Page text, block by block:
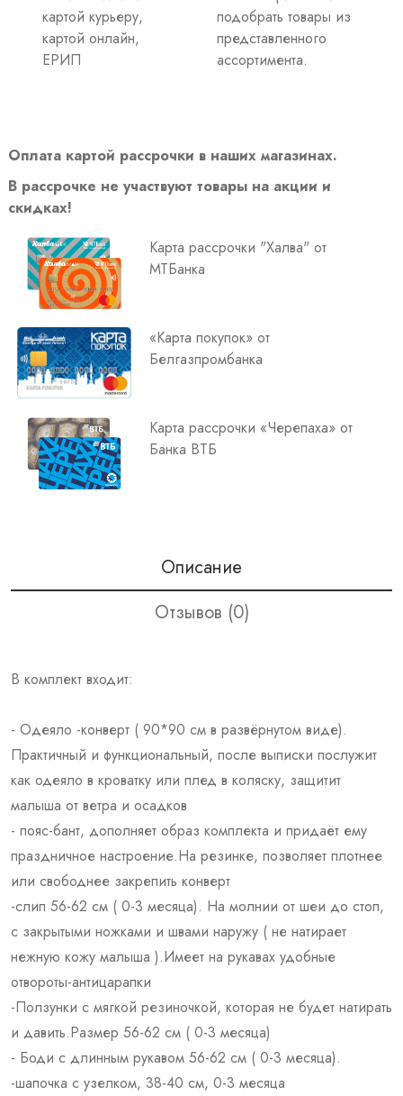
картой курьеру,
картой онлайн,
ЕРИП
подобрать товары из
представленного
ассортимента.
Оплата картой рассрочки в наших магазинах.
В рассрочке не участвуют товары на акции и
скидках!
Карта рассрочки "Халва" от
МТБанка
«Карта покупок» от
Белгазпромбанка
Карта рассрочки «Черепаха» от
Банка ВТБ
Описание
Отзывов (0)
В комплект входит:
- Одеяло -конверт ( 90*90 см в развёрнутом виде).
Практичный и функциональный, после выписки послужит
как одеяло в кроватку или плед в коляску, защитит
малыша от ветра и осадков
- пояс-бант, дополняет образ комплекта и придаёт ему
праздничное настроение.На резинке, позволяет плотнее
или свободнее закрепить конверт
-слип 56-62 см ( 0-3 месяца). На молнии от шеи до стоп,
с закрытыми ножками и швами наружу ( не натирает
нежную кожу малыша ).Имеет на рукавах удобные
отвороты-антицарапки
-Ползунки с мягкой резиночкой, которая не будет натирать
и давить.Размер 56-62 см ( 0-3 месяца)
- Боди с длинным рукавом 56-62 см ( 0-3 месяца).
-шапочка с узелком, 38-40 см, 0-3 месяца